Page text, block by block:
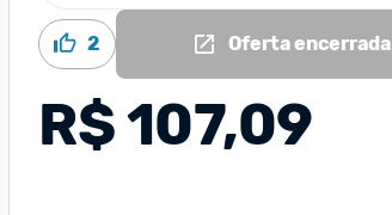
2 Oferta encerrada
R$ 107,09